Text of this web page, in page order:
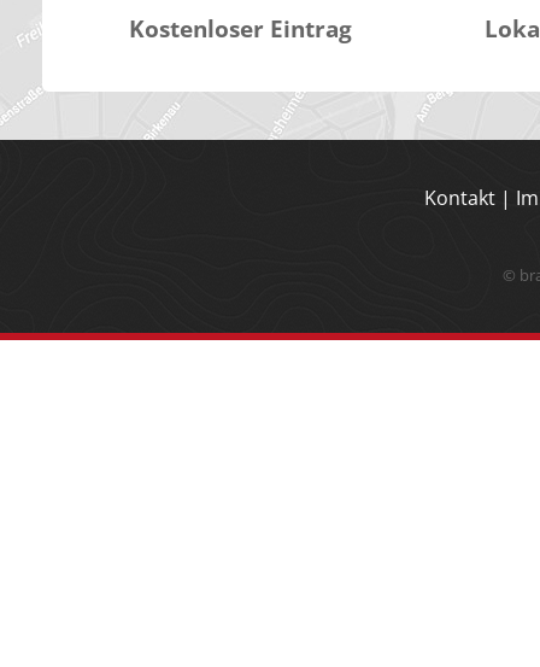
Kostenloser Eintrag
Kontakt |
©